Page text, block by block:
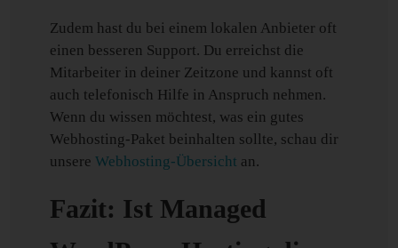
Zudem hast du bei einem lokalen Anbieter oft
einen besseren Support. Du erreichst die
Mitarbeiter in deiner Zeitzone und kannst oft
auch telefonisch Hilfe in Anspruch nehmen.
Wenn du wissen möchtest, was ein gutes
Webhosting-Paket beinhalten sollte, schau dir
unsereWebhosting-Übersicht an.
Fazit: Ist Managed